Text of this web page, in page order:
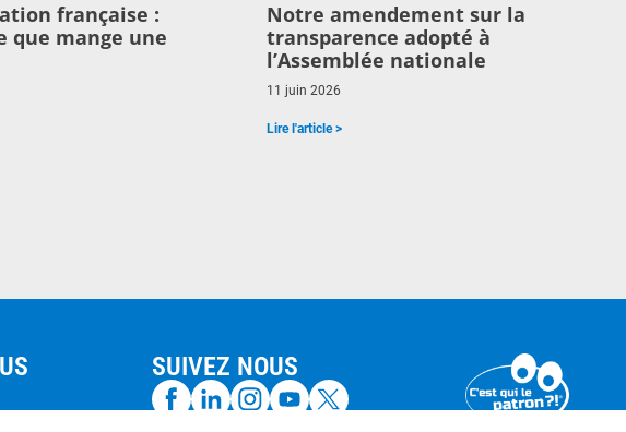
française :
que mange une
Notre amendement sur la
transparence adopté à
l’Assemblée nationale
11 juin 2026
Lire l'article >
SUIVEZ NOUS